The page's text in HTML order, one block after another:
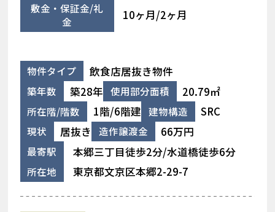
敷金・保証金/礼
金
10ヶ月/2ヶ月
物件タイプ 飲食店居抜き物件
築年数 築28年 使用部分面積 20.79㎡
所在階/階数 1階/6階建 建物構造 SRC
現状 居抜き 造作譲渡金 66万円
最寄駅 本郷三丁目徒歩2分/水道橋徒歩6分
所在地 東京都文京区本郷2-29-7